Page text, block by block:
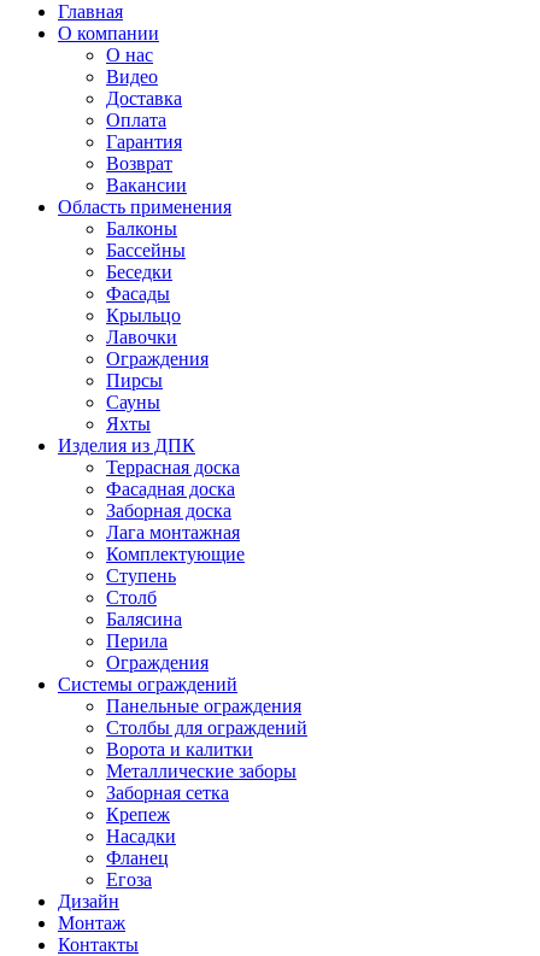
Главная
О компании
О нас
Видео
Доставка
Оплата
Гарантия
Возврат
Вакансии
Область применения
Балконы
Бассейны
Беседки
Фасады
Крыльцо
Лавочки
Ограждения
Пирсы
Сауны
Яхты
Изделия из ДПК
Террасная доска
Фасадная доска
Заборная доска
Лага монтажная
Комплектующие
Ступень
Столб
Балясина
Перила
Ограждения
Системы ограждений
Панельные ограждения
Столбы для ограждений
Ворота и калитки
Металлические заборы
Заборная сетка
Крепеж
Насадки
Фланец
Егоза
Дизайн
Монтаж
Контакты